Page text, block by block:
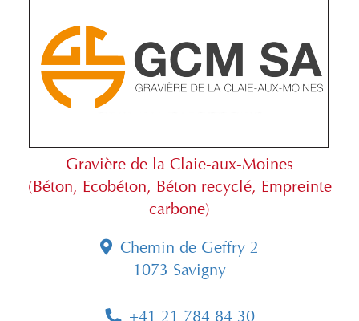
Gravière de la Claie-aux-Moines
(Béton, Ecobéton, Béton recyclé, Empreinte
carbone)
Chemin de Geffry 2
1073 Savigny
+41 21 784 84 30